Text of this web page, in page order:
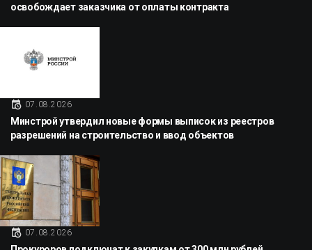
освобождает заказчика от оплаты контракта
07.08.2026
Минстрой утвердил новые формы выписок из реестров
разрешений на строительство и ввод объектов
07.08.2026